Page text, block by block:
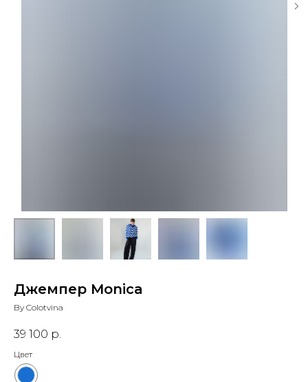
Джемпер Monica
By Colotvina
39 100 р.
Цвет